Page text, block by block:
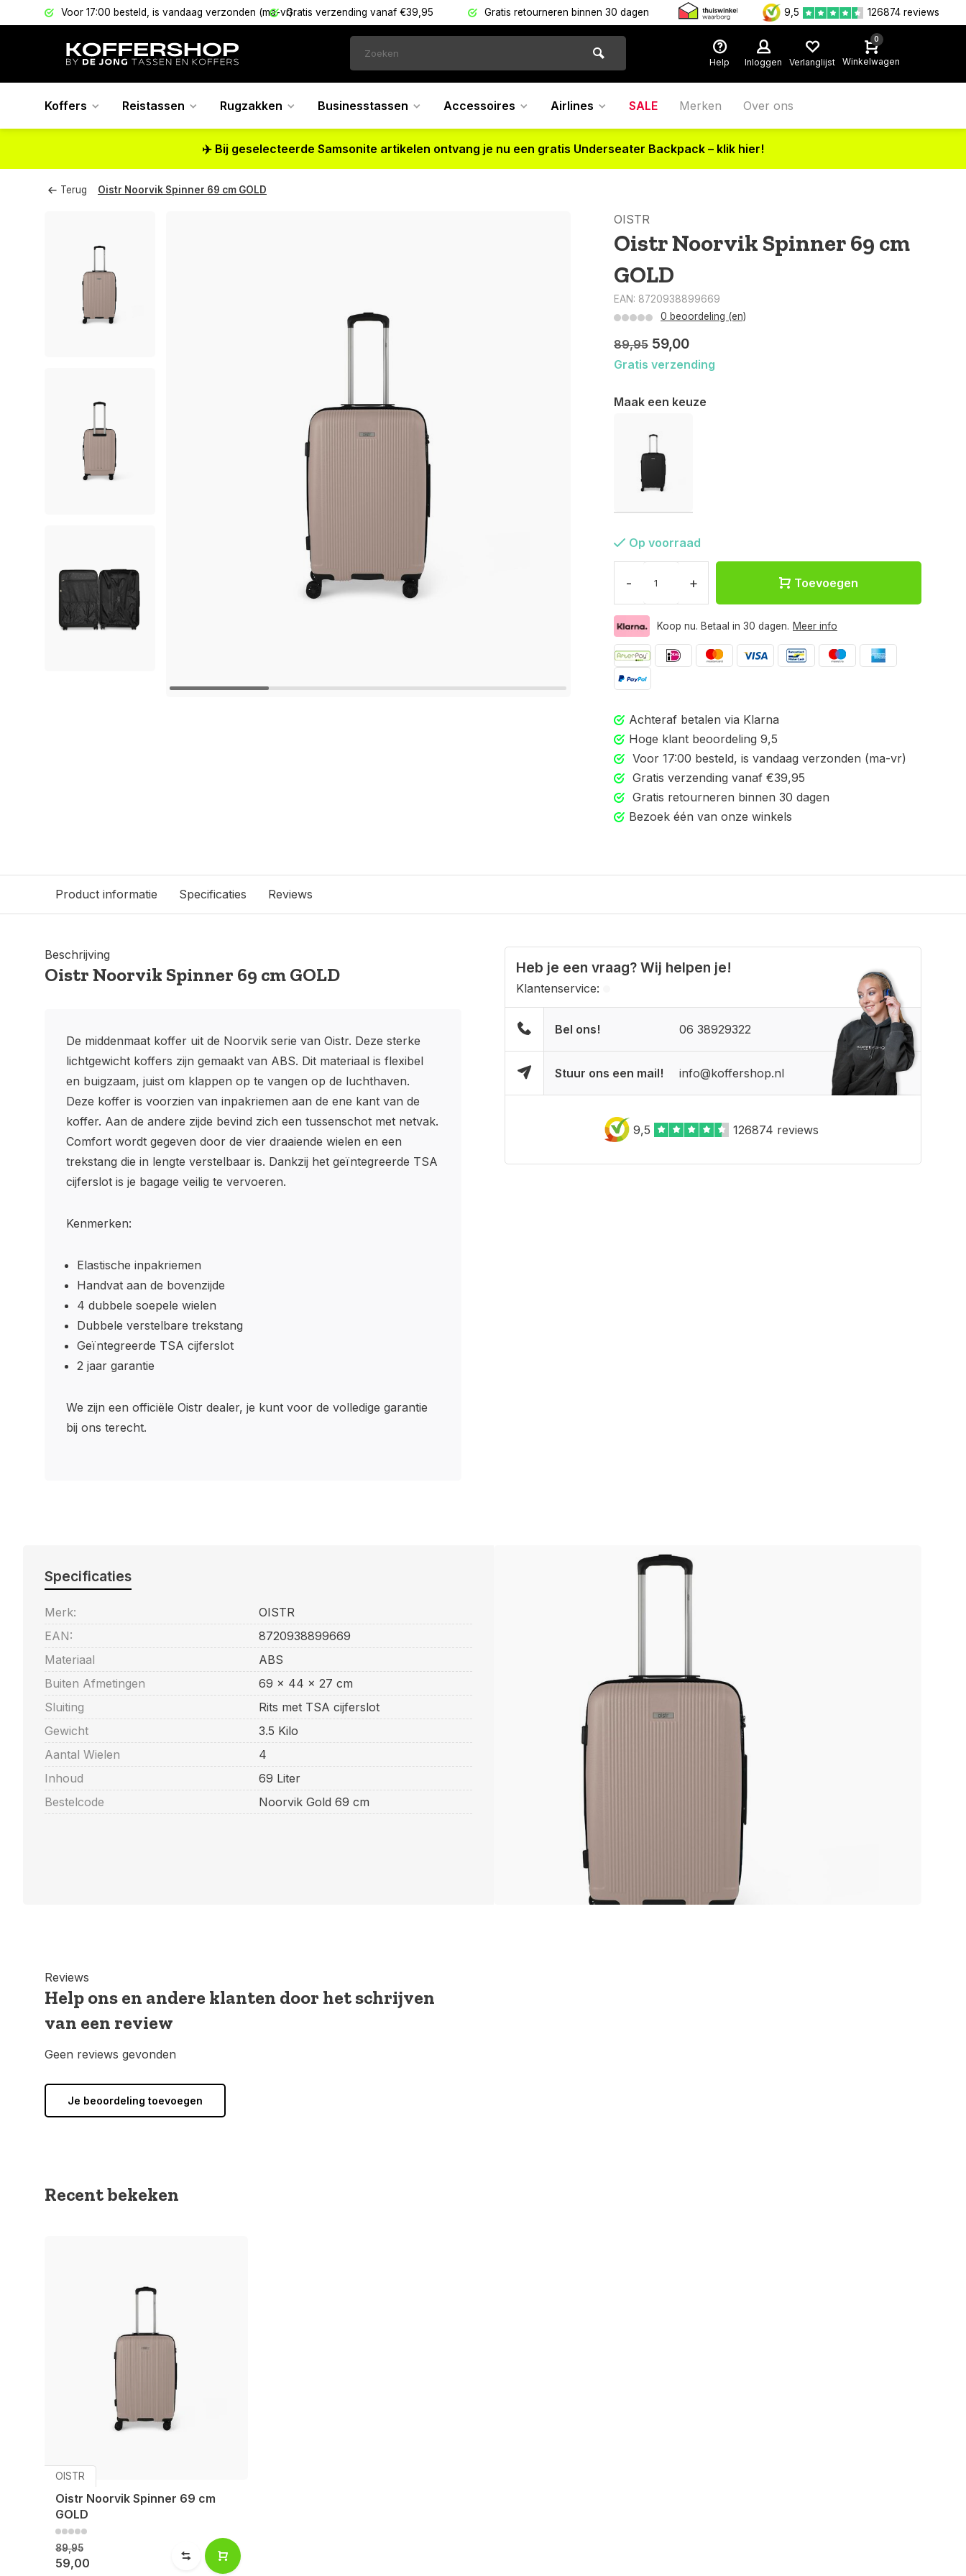
Voor 17:00 besteld, is vandaag verzonden (ma-vr)Gratis verzending vanaf €39,95 Gratis retourneren binnen 30 dagen 9,5 126874 reviews
Help Inloggen Verlanglijst
0
Winkelwagen
Koffers Reistassen Rugzakken Businesstassen Accessoires Airlines SALE Merken Over ons
✈️ Bij geselecteerde Samsonite artikelen ontvang je nu een gratis Underseater Backpack – klik hier!
Terug Oistr Noorvik Spinner 69 cm GOLD
OISTR
Oistr Noorvik Spinner 69 cm
GOLD
EAN: 8720938899669
0 beoordeling (en)
89,95 59,00
Gratis verzending
Maak een keuze
Op voorraad
- + Toevoegen
Koop nu. Betaal in 30 dagen. Meer info
Achteraf betalen via Klarna
Hoge klant beoordeling 9,5
Voor 17:00 besteld, is vandaag verzonden (ma-vr)
Gratis verzending vanaf €39,95
Gratis retourneren binnen 30 dagen
Bezoek één van onze winkels
Product informatie Specificaties Reviews
Beschrijving
Oistr Noorvik Spinner 69 cm GOLD
De middenmaat koffer uit de Noorvik serie van Oistr. Deze sterke
lichtgewicht koffers zijn gemaakt van ABS. Dit materiaal is flexibel
en buigzaam, juist om klappen op te vangen op de luchthaven.
Deze koffer is voorzien van inpakriemen aan de ene kant van de
koffer. Aan de andere zijde bevind zich een tussenschot met netvak.
Comfort wordt gegeven door de vier draaiende wielen en een
trekstang die in lengte verstelbaar is. Dankzij het geïntegreerde TSA
cijferslot is je bagage veilig te vervoeren.
Kenmerken:
Elastische inpakriemen
Handvat aan de bovenzijde
4 dubbele soepele wielen
Dubbele verstelbare trekstang
Geïntegreerde TSA cijferslot
2 jaar garantie
We zijn een officiële Oistr dealer, je kunt voor de volledige garantie
bij ons terecht.
Heb je een vraag? Wij helpen je!
Klantenservice:
Bel ons! 06 38929322
Stuur ons een mail! info@koffershop.nl
9,5 126874 reviews
Specificaties
Merk:
OISTR
EAN:
8720938899669
Materiaal
ABS
Buiten Afmetingen
69 x 44 x 27 cm
Sluiting
Rits met TSA cijferslot
Gewicht
3.5 Kilo
Aantal Wielen
4
Inhoud
69 Liter
Bestelcode
Noorvik Gold 69 cm
Reviews
Help ons en andere klanten door het schrijven
van een review
Geen reviews gevonden
Je beoordeling toevoegen
Recent bekeken
OISTR
Oistr Noorvik Spinner 69 cm
GOLD
89,95
59,00